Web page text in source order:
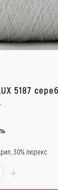
5187
30% люрекс